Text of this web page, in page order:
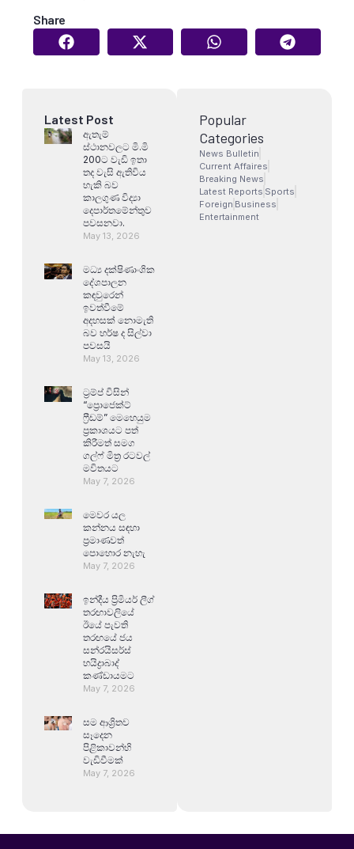
Share
Latest Post
ඇතැම්
ස්ථානවලට මි.මි
200ට වැඩි ඉතා
තද වැසි ඇතිවිය
හැකි බව
කාලගුණ විද්‍යා
දෙපාර්තමේන්තුව
පවසනවා.
May 13, 2026
මධ්‍ය දක්ෂිණාංශික
දේශපාලන
කඳවුරෙන්
ඉවත්වීමේ
අදහසක් නොමැති
බව හර්ෂ ද සිල්වා
පවසයි
May 13, 2026
ට්‍රම්ප් විසින්
“ප්‍රොජෙක්ට්
ෆ්‍රීඩම්” මෙහෙයුම
ප්‍රකාශයට පත්
කිරීමත් සමග
ගල්ෆ් මිත්‍ර රටවල්
මවිතයට
May 7, 2026
මෙවර යල
කන්නය සඳහා
ප්‍රමාණවත්
පොහොර නැහැ
May 7, 2026
ඉන්දීය ප්‍රිමියර් ලීග්
තරඟාවලියේ
ඊයේ පැවති
තරඟයේ ජය
සන්රයිසර්ස්
හයිද්‍රාබාද්
කණ්ඩායමට
May 7, 2026
සම ආශ්‍රිතව
සෑදෙන
පිළිකාවන්හි
වැඩිවීමක්
May 7, 2026
Popular
Categories
News Bulletin
Current Affaires
Breaking News
Latest Reports Sports
Foreign Business
Entertainment